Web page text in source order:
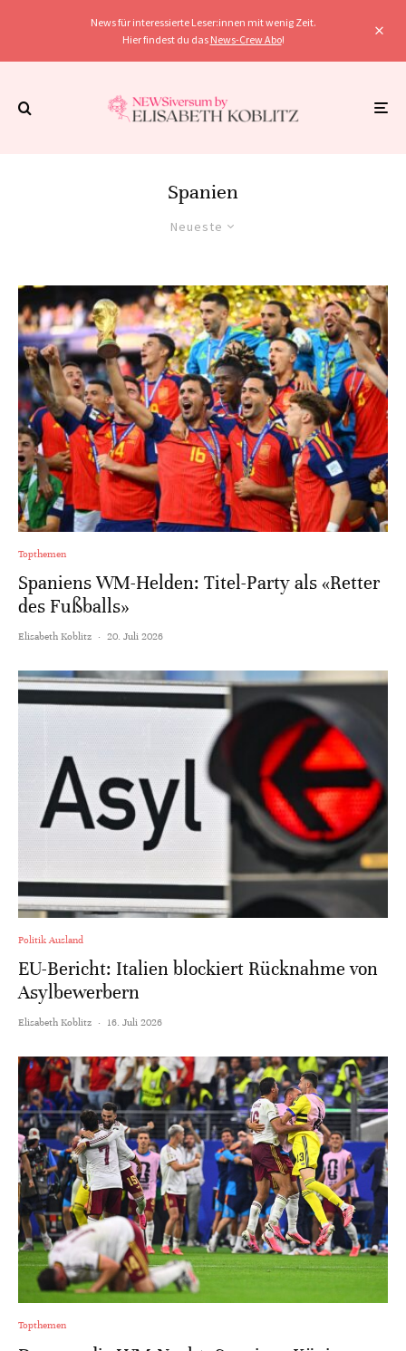
News für interessierte Leser:innen mit wenig Zeit.
Hier findest du das News-Crew Abo!
Spanien
Neueste
Topthemen
Spaniens WM-Helden: Titel-Party als «Retter
des Fußballs»
Elisabeth Koblitz · 20. Juli 2026
Politik Ausland
EU-Bericht: Italien blockiert Rücknahme von
Asylbewerbern
Elisabeth Koblitz · 16. Juli 2026
Topthemen